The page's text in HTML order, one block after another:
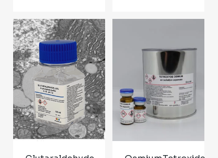
Nenhum produto no carrinho.
through
285,44 €
through